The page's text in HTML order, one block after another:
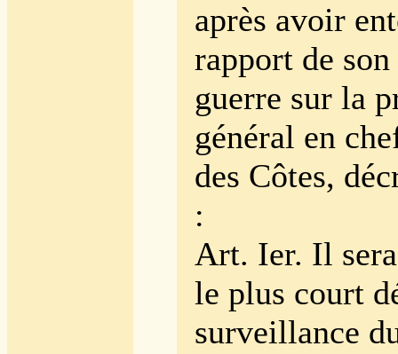
après avoir
rapport de
guerre sur la
général en
des Côtes,
:
Art. Ier. Il
le plus court
surveillance